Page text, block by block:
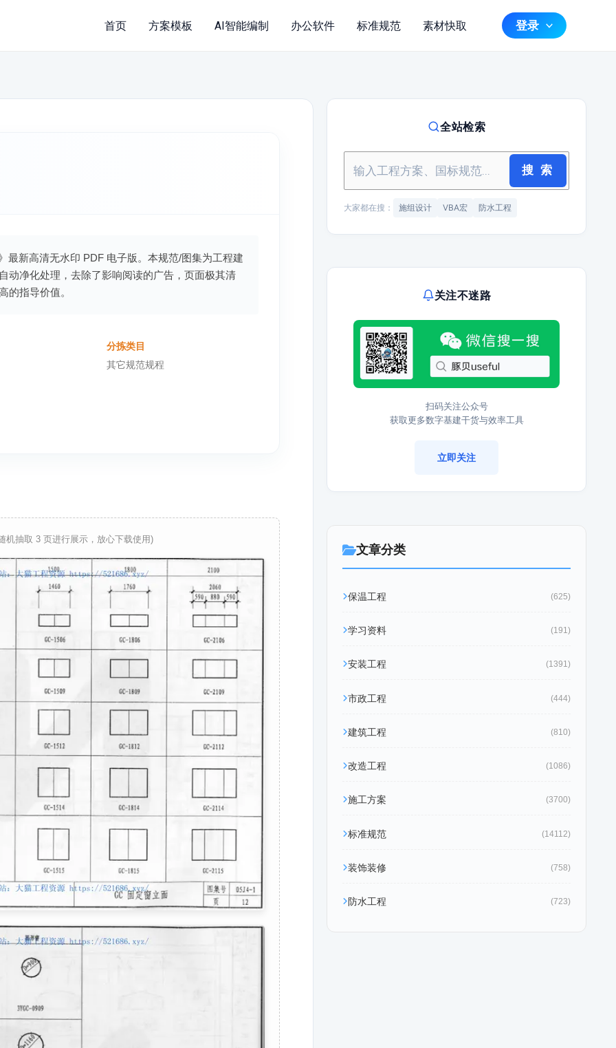
首页 方案模板 AI智能编制 办公软件 标准规范 素材快取 登录
最新高清无水印 PDF 电子版。本规范/图集为工程建
动净化处理，去除了影响阅读的广告，页面极其清
的指导价值。
分拣类目
其它规范规程
机抽取 3 页进行展示，放心下载使用)
全站检索
搜 索
大家都在搜： 施组设计 VBA宏 防水工程
关注不迷路
扫码关注公众号
获取更多数字基建干货与效率工具
立即关注
文章分类
保温工程 (625)
学习资料 (191)
安装工程 (1391)
市政工程 (444)
建筑工程 (810)
改造工程 (1086)
施工方案 (3700)
标准规范 (14112)
装饰装修 (758)
防水工程 (723)